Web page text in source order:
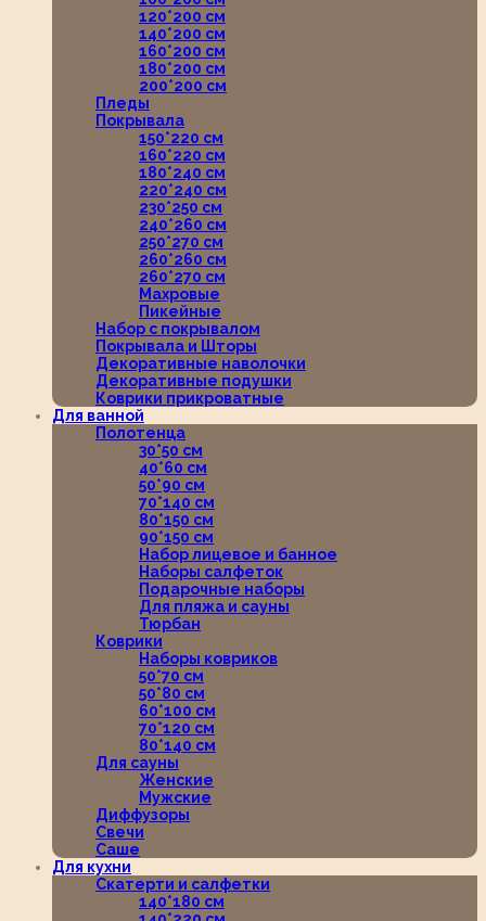
120*200 см
140*200 см
160*200 см
180*200 см
200*200 см
Пледы
Покрывала
150*220 см
160*220 см
180*240 см
220*240 см
230*250 см
240*260 см
250*270 см
260*260 см
260*270 см
Махровые
Пикейные
Набор с покрывалом
Покрывала и Шторы
Декоративные наволочки
Декоративные подушки
Коврики прикроватные
Для ванной
Полотенца
30*50 см
40*60 см
50*90 см
70*140 см
80*150 см
90*150 см
Набор лицевое и банное
Наборы салфеток
Подарочные наборы
Для пляжа и сауны
Тюрбан
Коврики
Наборы ковриков
50*70 см
50*80 см
60*100 см
70*120 см
80*140 см
Для сауны
Женские
Мужские
Диффузоры
Свечи
Саше
Для кухни
Скатерти и салфетки
140*180 см